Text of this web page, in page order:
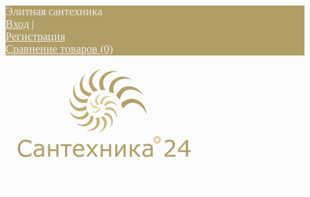
Элитная сантехника
Вход |
Регистрация
Сравнение товаров (0)